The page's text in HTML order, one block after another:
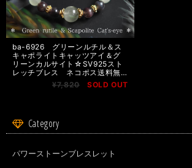
ba-6926 グリーンルチル＆ス
キャポライトキャッツアイ＆グ
リーンカルサイト☆SV925スト
レッチブレス ネコポス送料無
¥7,820 SOLD OUT
Category
パワーストーンブレスレット